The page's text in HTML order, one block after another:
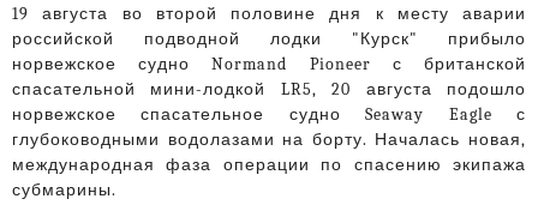
19 августа во второй половине дня к месту аварии
российской подводной лодки "Курск" прибыло
норвежское судно Normand Pioneer с британской
спасательной мини-лодкой LR5, 20 августа подошло
норвежское спасательное судно Seaway Eagle с
глубоководными водолазами на борту. Началась новая,
международная фаза операции по спасению экипажа
субмарины.